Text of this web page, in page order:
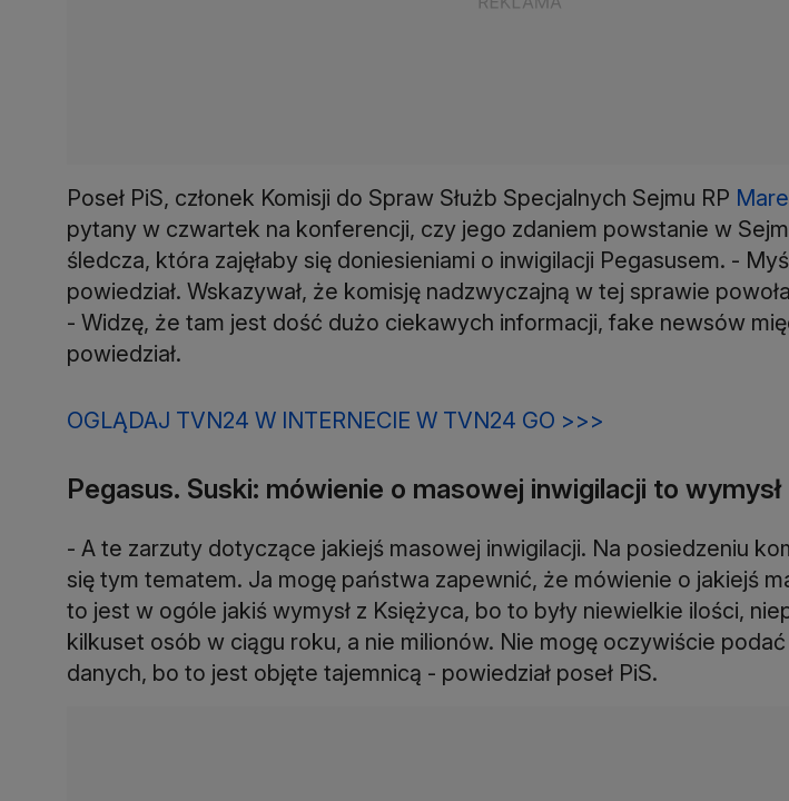
Poseł PiS, członek Komisji do Spraw Służb Specjalnych Sejmu RP
pytany w czwartek na konferencji, czy jego zdaniem powstanie w
śledcza, która zajęłaby się doniesieniami o inwigilacji Pegasusem. -
powiedział. Wskazywał, że komisję nadzwyczajną w tej sprawie
- Widzę, że tam jest dość dużo ciekawych informacji, fake newsów
powiedział.
OGLĄDAJ TVN24 W INTERNECIE W TVN24 GO >>>
Pegasus. Suski: mówienie o masowej inwigilacji to wymysł
- A te zarzuty dotyczące jakiejś masowej inwigilacji. Na posiedzeniu
się tym tematem. Ja mogę państwa zapewnić, że mówienie o jakiejś
to jest w ogóle jakiś wymysł z Księżyca, bo to były niewielkie ilości,
kilkuset osób w ciągu roku, a nie milionów. Nie mogę oczywiście podać
danych, bo to jest objęte tajemnicą - powiedział poseł PiS.